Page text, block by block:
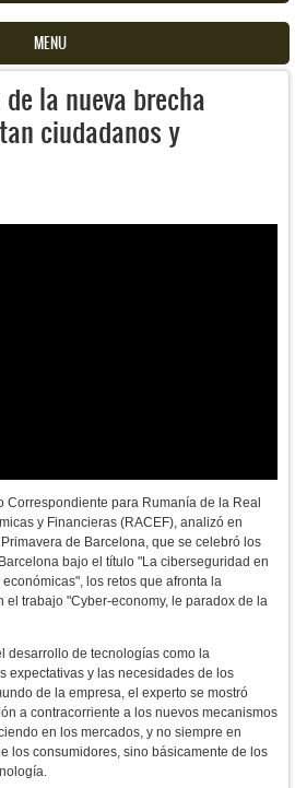
MENU
la nueva brecha
ciudadanos y
Correspondiente para Rumanía de la Real
y Financieras (RACEF), analizó en
de Barcelona, que se celebró los
bajo el título "La ciberseguridad en
los retos que afronta la
el trabajo "Cyber-economy, le paradox de la
desarrollo de tecnologías como la
expectativas y las necesidades de los
de la empresa, e l experto se mostró
a contracorriente a los nuevos mecanismos
en los mercados, y no siempre en
los consumidores, sino básicamente de los